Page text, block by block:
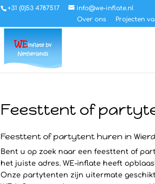
+31 (0)53 4787517
info@we-inflate.nl
Over ons
Projecten
Feesttent of
Feesttent of partytent huren in
Bent u op zoek naar een feesttent of
het juiste adres. WE-inflate heeft
Onze partytenten zijn uitermate